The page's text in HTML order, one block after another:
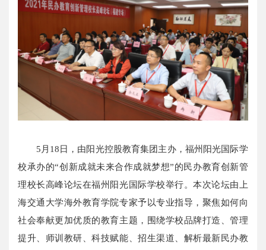
5月18日，由阳光控股教育集团主办，福州阳光国际学
校承办的“创新成就未来合作成就梦想”的民办教育创新管
理校长高峰论坛在福州阳光国际学校举行。本次论坛由上
海交通大学海外教育学院专家予以专业指导，聚焦如何向
社会奉献更加优质的教育主题，围绕学校品牌打造、管理
提升、师训教研、科技赋能、招生渠道、解析最新民办教